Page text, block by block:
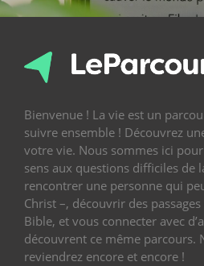
Bienvenue ! La vie est un
suivre ensemble ! Découvrez
votre vie. Nous sommes ici
sens aux questions difficiles de
rencontrer une personne qui
Christ –, découvrir des
Bible, et vous connecter avec
découvrent ce même parcours.
reviendrez encore et encore !